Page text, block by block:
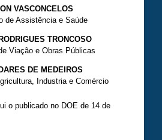
VASCONCELOS
de Assistência e Saúde
TRONCOSO
Viação e Obras Públicas
DE MEDEIROS
Industria e Comércio
o publicado no DOE de 14 de